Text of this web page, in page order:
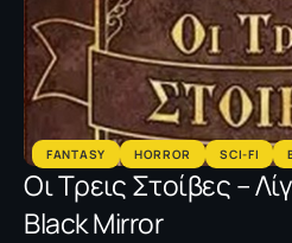
FANTASY HORROR SCI-FI
Οι Tρεις Στοίβες –
Black Mirror